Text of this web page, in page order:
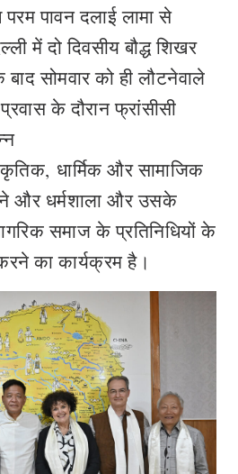
परम पावन दलाई लामा से
में दो दिवसीय बौद्ध शिखर
सोमवार को ही लौटनेवाले
के दौरान फ्रांसीसी
धार्मिक और सामाजिक
और धर्मशाला और उसके
समाज के प्रतिनिधियों के
का कार्यक्रम है।